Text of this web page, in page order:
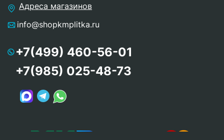
Адреса магазинов
info@shopkmplitka.ru
+7(499) 460-56-01
+7(985) 025-48-73